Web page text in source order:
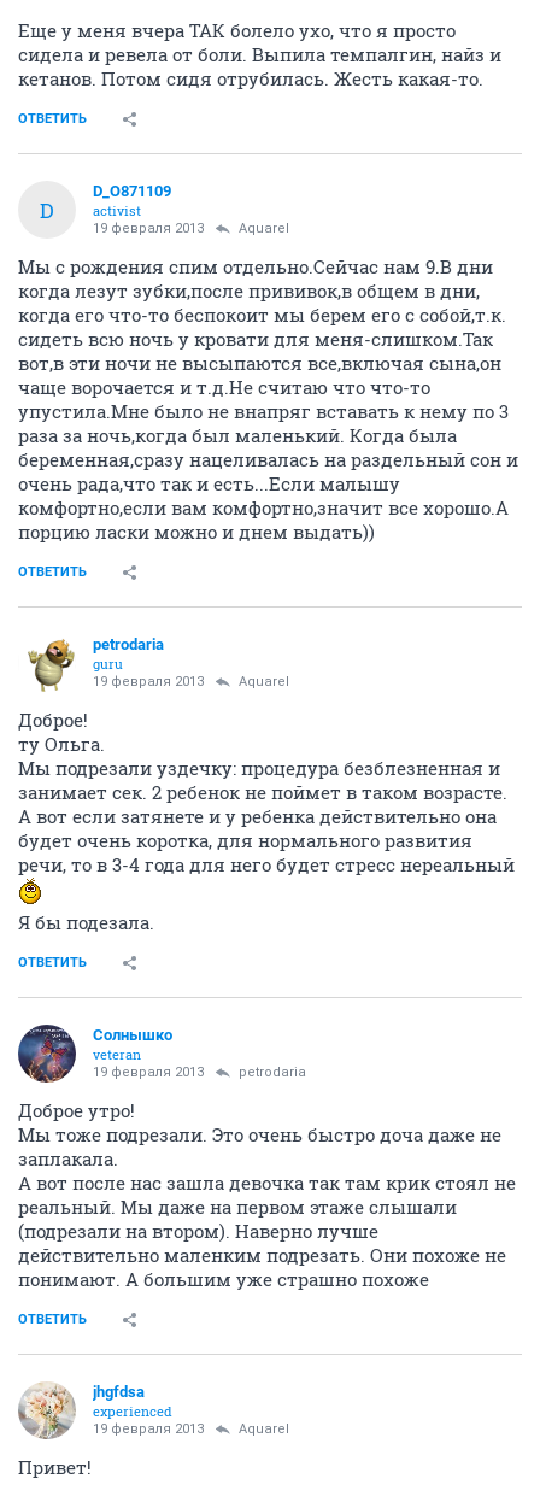
Еще у меня вчера ТАК болело ухо, что я просто
сидела и ревела от боли. Выпила темпалгин, найз и
кетанов. Потом сидя отрубилась. Жесть какая-то.
ОТВЕТИТЬ
D
D_O871109
activist
19 февраля 2013 Аquаrеl
Мы с рождения спим отдельно.Сейчас нам 9.В дни
когда лезут зубки,после прививок,в общем в дни,
когда его что-то беспокоит мы берем его с собой,т.к.
сидеть всю ночь у кровати для меня-слишком.Так
вот,в эти ночи не высыпаются все,включая сына,он
чаще ворочается и т.д.Не считаю что что-то
упустила.Мне было не внапряг вставать к нему по 3
раза за ночь,когда был маленький. Когда была
беременная,сразу нацеливалась на раздельный сон и
очень рада,что так и есть...Если малышу
комфортно,если вам комфортно,значит все хорошо.А
порцию ласки можно и днем выдать))
ОТВЕТИТЬ
petrodaria
guru
19 февраля 2013 Аquаrеl
Доброе!
ту Ольга.
Мы подрезали уздечку: процедура безблезненная и
занимает сек. 2 ребенок не поймет в таком возрасте.
А вот если затянете и у ребенка действительно она
будет очень коротка, для нормального развития
речи, то в 3-4 года для него будет стресс нереальный
Я бы подезала.
ОТВЕТИТЬ
Солнышко
veteran
19 февраля 2013 petrodaria
Доброе утро!
Мы тоже подрезали. Это очень быстро доча даже не
заплакала.
А вот после нас зашла девочка так там крик стоял не
реальный. Мы даже на первом этаже слышали
(подрезали на втором). Наверно лучше
действительно маленким подрезать. Они похоже не
понимают. А большим уже страшно похоже
ОТВЕТИТЬ
jhgfdsa
experienced
19 февраля 2013 Аquаrеl
Привет!